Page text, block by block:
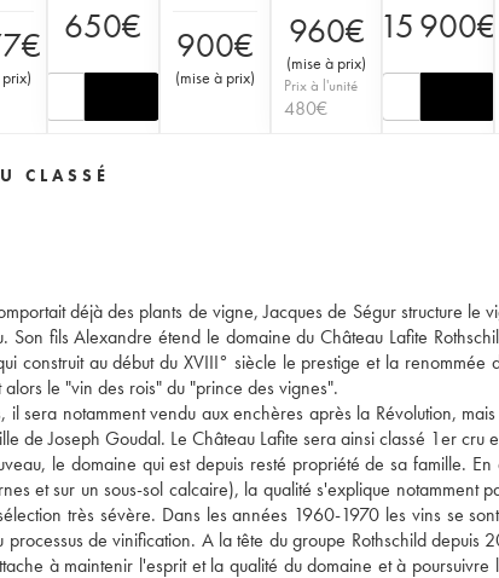
€
)
650€ 900€
(mise à prix)
960€
(mise à prix)
Prix à l'unité
480€
15 900€
CLASSÉ
déjà des plants de vigne, Jacques de Ségur structure le
fils Alexandre étend le domaine du Château Lafite
au début du XVIII° siècle le prestige et la renommée
le "vin des rois" du "prince des vignes".
sera notamment vendu aux enchères après la Révolution,
de Joseph Goudal. Le Château Lafite sera ainsi classé 1er cru
le domaine qui est depuis resté propriété de sa famille.
et sur un sous-sol calcaire), la qualité s'explique notamment
très sévère. Dans les années 1960-1970 les vins se
de vinification. A la tête du groupe Rothschild depuis
à maintenir l'esprit et la qualité du domaine et à